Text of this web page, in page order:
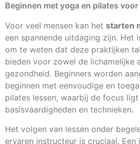
Beginnen met yoga en pilates
Voor veel mensen kan het starten
een spannende uitdaging zijn. Het
om te weten dat deze praktijken
bieden voor zowel de lichamelijke
gezondheid. Beginners worden
beginnen met eenvoudige en
pilates lessen, waarbij de focus
basisvaardigheden en technieken.
Het volgen van lessen onder
ervaren instructeur is cruciaal. Een